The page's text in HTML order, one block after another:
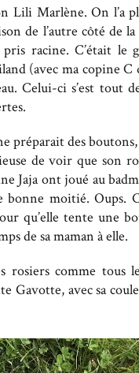
Lili Marlène. On l’a
de l’autre côté de
racine. C’était le
(avec ma copine
Celui-ci s’est tout
préparait des
de voir que son
Jaja ont joué au
moitié. Oups.
qu’elle tente une
de sa maman à elle.
comme tous
Gavotte, avec sa